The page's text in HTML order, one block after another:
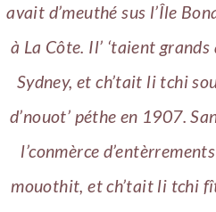
avait d’meuthé sus l’Île
à La Côte. Il’ ‘taient
Sydney, et ch’tait li tchi
d’nouot’ péthe en 1907.
l’conmèrce
mouothit, et ch’tait li tchi